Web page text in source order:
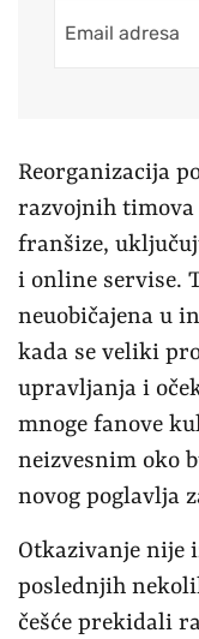
Reorganizacija
razvojnih timova
franšize,
i online servise.
neuobičajena u
kada se veliki
upravljanja i
mnoge fanove
neizvesnim oko
novog poglavlja
Otkazivanje nije
poslednjih
češće prekidali